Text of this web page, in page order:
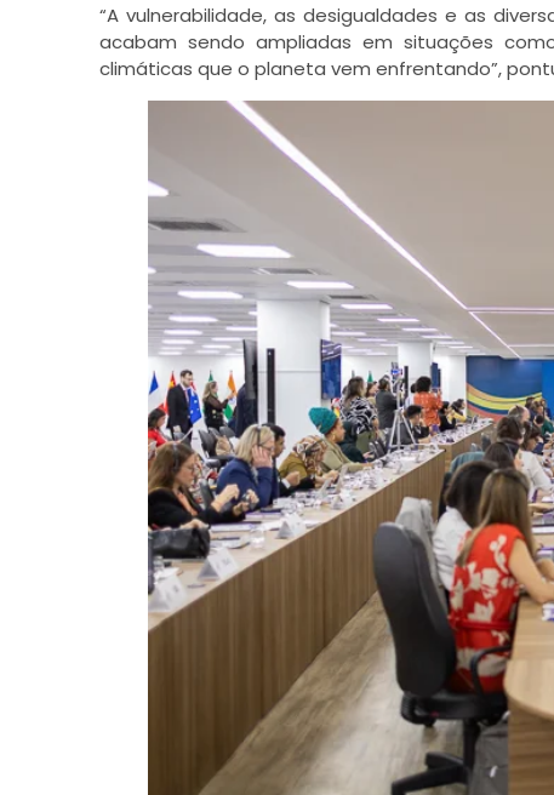
“A vulnerabilidade, as desigualdades e as
acabam sendo ampliadas em situações
climáticas que o planeta vem enfrentando”,